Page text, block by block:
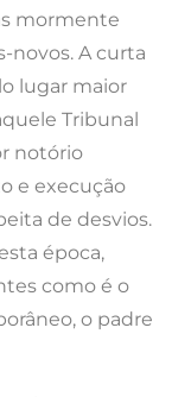
mormente
novos. A curta
lugar maior
Tribunal
notório
e execução
de desvios.
época,
como é o
o padre